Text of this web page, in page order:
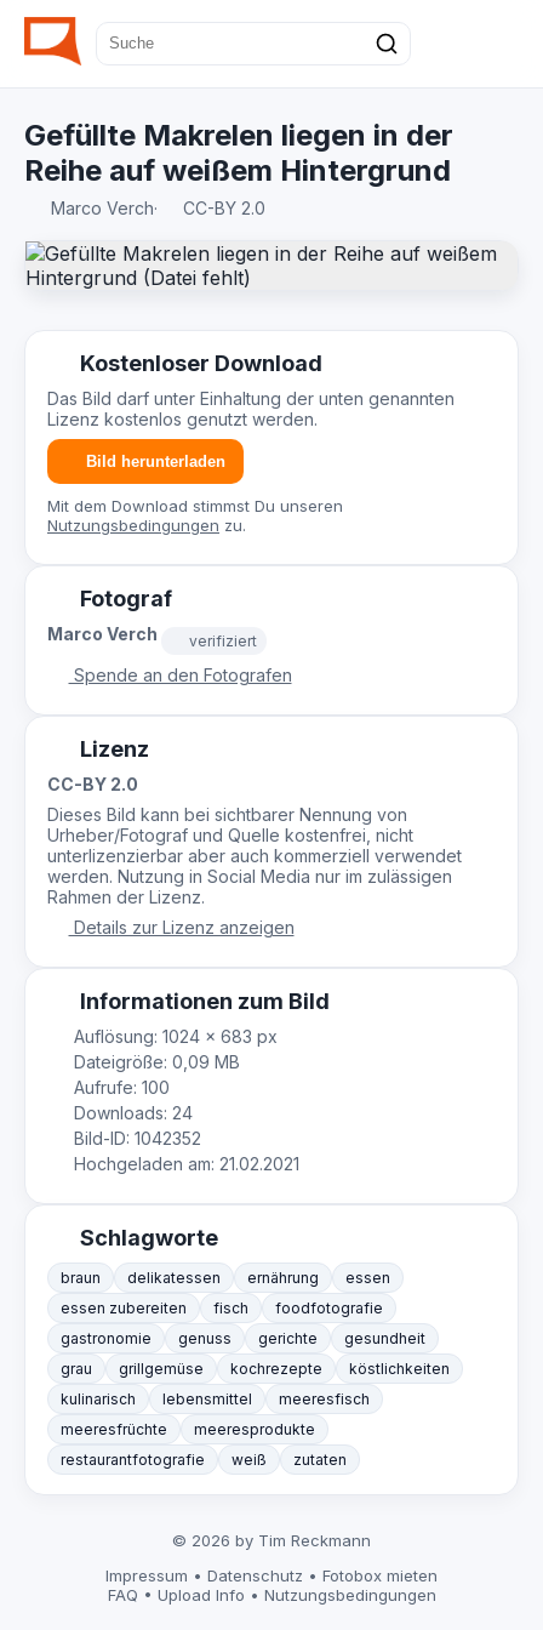
Gefüllte Makrelen liegen in der
Reihe auf weißem Hintergrund
Marco Verch· CC-BY 2.0
Kostenloser Download
Das Bild darf unter Einhaltung der unten genannten
Lizenz kostenlos genutzt werden.
Bild herunterladen
Mit dem Download stimmst Du unseren
Nutzungsbedingungen zu.
Fotograf
Marco Verch verifiziert
Spende an den Fotografen
Lizenz
CC-BY 2.0
Dieses Bild kann bei sichtbarer Nennung von
Urheber/Fotograf und Quelle kostenfrei, nicht
unterlizenzierbar aber auch kommerziell verwendet
werden. Nutzung in Social Media nur im zulässigen
Rahmen der Lizenz.
Details zur Lizenz anzeigen
Informationen zum Bild
Auflösung: 1024 × 683 px
Dateigröße: 0,09 MB
Aufrufe: 100
Downloads: 24
Bild-ID: 1042352
Hochgeladen am: 21.02.2021
Schlagworte
braun delikatessen ernährung
essen
essen zubereiten
fisch
foodfotografie
gastronomie
genuss gerichte
gesundheit
grau
grillgemüse kochrezepte
köstlichkeiten
kulinarisch
lebensmittel
meeresfisch
meeresfrüchte
meeresprodukte
restaurantfotografie
weiß zutaten
© 2026 by Tim Reckmann
Impressum • Datenschutz • Fotobox mieten
FAQ • Upload Info • Nutzungsbedingungen